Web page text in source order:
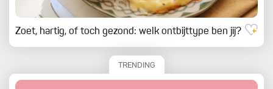
Zoet, hartig, of toch gezond: welk ontbijttype ben jij?
TRENDING